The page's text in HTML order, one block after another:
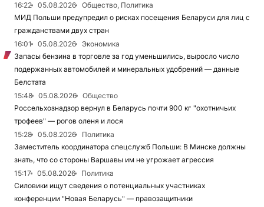
16:22
05.08.2026
Общество, Политика
МИД Польши предупредил о рисках посещения Беларуси для лиц с
гражданствами двух стран
16:01
05.08.2026
Экономика
Запасы бензина в торговле за год уменьшились, выросло число
подержанных автомобилей и минеральных удобрений — данные
Белстата
15:48
05.08.2026
Общество
Россельхознадзор вернул в Беларусь почти 900 кг "охотничьих
трофеев" — рогов оленя и лося
15:28
05.08.2026
Политика
Заместитель координатора спецслужб Польши: В Минске должны
знать, что со стороны Варшавы им не угрожает агрессия
15:17
05.08.2026
Политика
Силовики ищут сведения о потенциальных участниках
конференции "Новая Беларусь" — правозащитники